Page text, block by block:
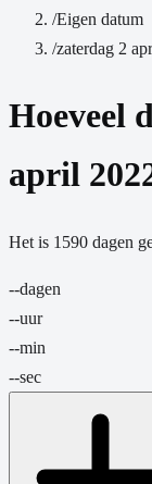
/Eigen datum
/zaterdag 2
Hoeveel
april
Het is 1590 dagen
--dagen
--uur
--min
--sec